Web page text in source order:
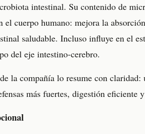
intestinal. Su contenido de
el cuerpo humano: mejora la
saludable. Incluso influye en el
del eje intestino-cerebro.
la compañía lo resume con
más fuertes, digestión eficiente